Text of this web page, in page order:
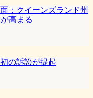
：クイーンズランド州
高まる
の訴訟が提起